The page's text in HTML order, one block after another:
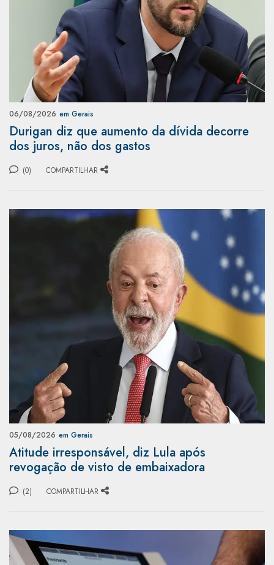
06/08/2026 em Gerais
Durigan diz que aumento da dívida decorre
dos juros, não dos gastos
(0) COMPARTILHAR
05/08/2026 em Gerais
Atitude irresponsável, diz Lula após
revogação de visto de embaixadora
(2) COMPARTILHAR